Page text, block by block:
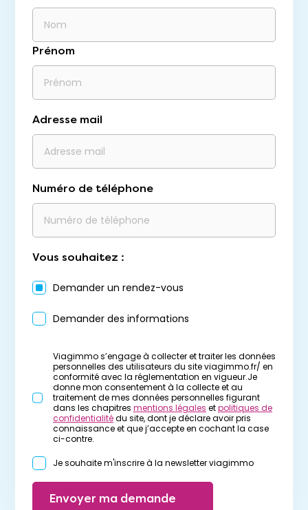
Prénom
Adresse mail
Numéro de téléphone
Vous souhaitez :
Demander un rendez-vous
Demander des informations
Viagimmo s’engage à collecter et traiter les données
personnelles des utilisateurs du site viagimmo.fr/ en
conformité avec la réglementation en vigueur.Je
donne mon consentement à la collecte et au
traitement de mes données personnelles figurant
dans les chapitres mentions légales etpolitiques de
confidentialitédu site, dont je déclare avoir pris
connaissance et que j’accepte en cochant la case
ci-contre.
Je souhaite m'inscrire à la newsletter viagimmo
Envoyer ma demande